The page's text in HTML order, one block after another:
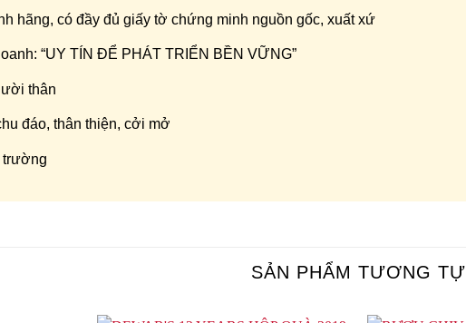
hãng, có đầy đủ giấy tờ chứng minh nguồn gốc, xuất xứ
“UY TÍN ĐỂ PHÁT TRIỂN BỀN VỮNG”
thân
đáo, thân thiện, cởi mở
trường
SẢN PHẨM TƯƠNG TỰ